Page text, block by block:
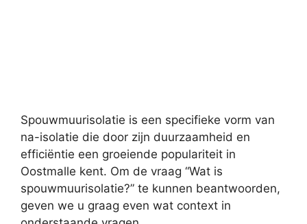
Spouwmuurisolatie is een specifieke vorm van
na-isolatie die door zijn duurzaamheid en
efficiëntie een groeiende populariteit in
Oostmalle kent. Om de vraag “Wat is
spouwmuurisolatie?” te kunnen beantwoorden,
geven we u graag even wat context in